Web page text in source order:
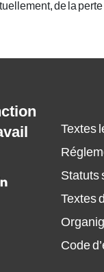
de la
Textes
Statuts
Textes
Code